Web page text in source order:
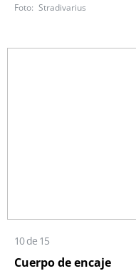
Stradivarius
10 de 15
Cuerpo de encaje